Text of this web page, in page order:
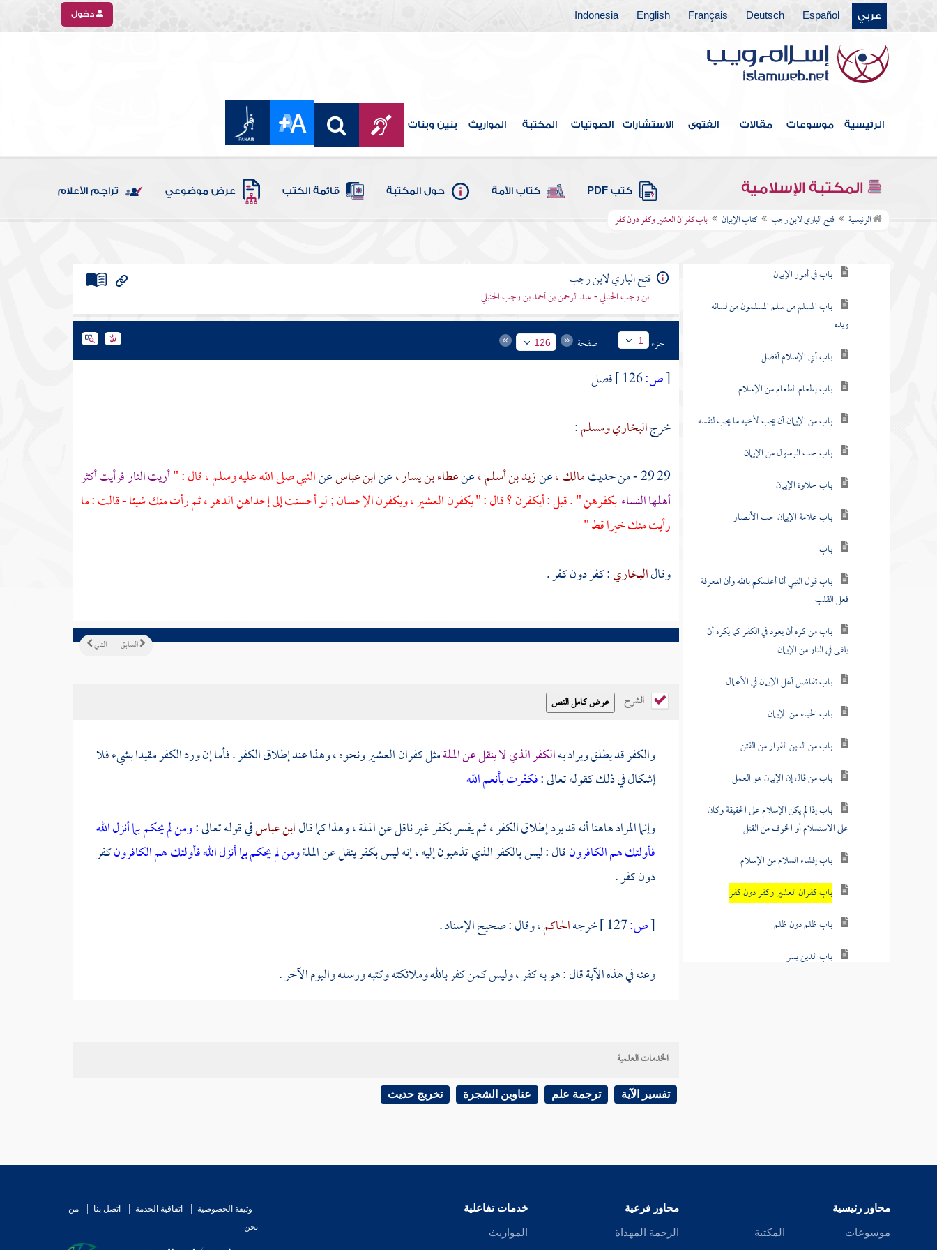
عربي Español
Deutsch
Français
English
Indonesia دخول
الرئيسية موسوعات مقالات الفتوى الاستشارات الصوتيات المكتبة المواريث بنين وبنات
المكتبة الإسلامية كتب PDF كتاب الأمة حول المكتبة قائمة الكتب عرض موضوعي تراجم الأعلام
الرئيسية فتح الباري لابن رجب كتاب الإيمان باب كفران العشير وكفر دون كفر
فهرس الكتاب
كتاب الإيمان
باب في أمور الإيمان
باب المسلم من سلم المسلمون من لسانه
ويده
باب أي الإسلام أفضل
باب إطعام الطعام من الإسلام
باب من الإيمان أن يحب لأخيه ما يحب لنفسه
باب حب الرسول من الإيمان
باب حلاوة الإيمان
باب علامة الإيمان حب الأنصار
باب
باب قول النبي أنا أعلمكم بالله وأن المعرفة
فعل القلب
باب من كره أن يعود في الكفر كما يكره أن
يلقى في النار من الإيمان
باب تفاضل أهل الإيمان في الأعمال
باب الحياء من الإيمان
باب من الدين الفرار من الفتن
باب من قال إن الإيمان هو العمل
باب إذا لم يكن الإسلام على الحقيقة وكان
على الاستسلام أو الخوف من القتل
باب إفشاء السلام من الإسلام
باب كفران العشير وكفر دون كفر
باب ظلم دون ظلم
باب الدين يسر
باب سؤال جبريل النبي عن الإيمان
فتح الباري لابن رجب
ابن رجب الحنبلي - عبد الرحمن بن أحمد بن رجب الحنبلي
جزء 1 صفحة 126
[ص:
فصل
خرجالبخاريومسلم:
29 29 - من حديث
مالك ،عنزيد بن أسلم ،عنعطاء بن يسار ،عنابن عباسعنالنبي صلى الله عليه وسلم ، قال : "أريت النار فرأيت أكثر
أهلها النساءبكفرهن " . قيل : أيكفرن ؟ قال : " يكفرن العشير ، ويكفرن الإحسان ; لو أحسنت إلى إحداهن الدهر ، ثم رأت منك شيئا - قالت : ما
رأيت منك خيرا قط "
وقالالبخاري: كفر دون كفر .
التالي السابق
الشرح
والكفر قد يطلق ويراد بهالكفر الذي لا ينقل عن الملةمثل كفران العشير ونحوه ، وهذا عند إطلاق الكفر . فأما إن ورد الكفر مقيدا بشيء فلا
إشكال في ذلك كقوله تعالى :فكفرت بأنعم الله
وإنما المراد هاهنا أنه قد يرد إطلاق الكفر ، ثم يفسر بكفر غير ناقل عن الملة ، وهذا كما قالابن عباسفي قوله تعالى :ومن لم يحكم بما أنزل الله
فأولئك هم الكافرونقال : ليس بالكفر الذي تذهبون إليه ، إنه ليس بكفر ينقل عن الملةومن لم يحكم بما أنزل الله فأولئك هم الكافرونكفر
دون كفر .
[ص: خرجهالحاكم، وقال : صحيح الإسناد .
وعنه في هذه الآية قال : هو به كفر ، وليس كمن كفر بالله وملائكته وكتبه ورسله واليوم الآخر .
وكذا قالعطاءوغيره : كفر دون كفر .
وقد خرج هذا المعنى من حديثابن عمروأبي هريرة
الخدمات العلمية
تفسير الآية ترجمة علم عناوين الشجرة تخريج حديث
محاور رئيسية
موسوعات المكتبة
محاور فرعية
الرحمة المهداة
خدمات تفاعلية
المواريث
وثيقة الخصوصية اتفاقية الخدمة اتصل بنا
من
نحن